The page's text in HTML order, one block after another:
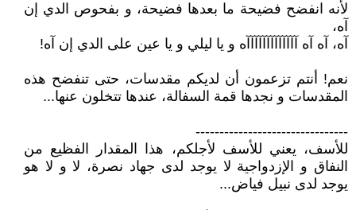
لأنه انفضح فضيحة ما بعدها فضيحة، و بفحوص الدي إن
آه،
آه، آه آه آآآآآآآآآآآآآه و يا ليلي و يا عين على الدي إن آه!
نعم! أنتم تزعمون أن لديكم مقدسات، حتى تنفضح هذه
المقدسات و نجدها قمة السفالة، عندها تتخلون عنها...
--------------------------------
للأسف، يعني للأسف لأجلكم، هذا المقدار الفظيع من
النفاق و الإزدواجية لا يوجد لدى جهاد نصرة، لا و لا هو
يوجد لدى نبيل فياض...